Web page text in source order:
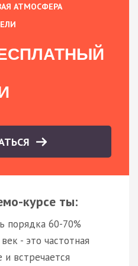
АТМОСФЕРА
курсе ты:
порядка 60-70%
- это частотная
и встречается